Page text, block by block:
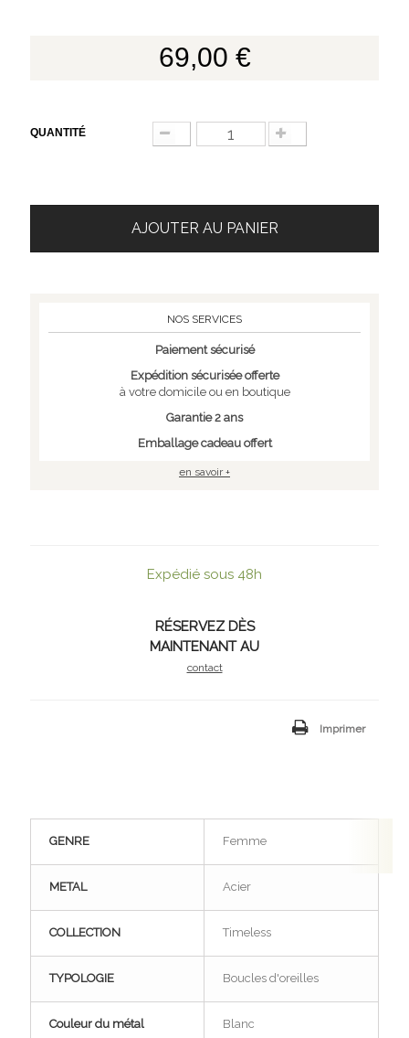
69,00 €
QUANTITÉ
AJOUTER AU PANIER
NOS SERVICES
Paiement sécurisé
Expédition sécurisée offerte
à votre domicile ou en boutique
Garantie 2 ans
Emballage cadeau offert
en savoir +
Expédié sous 48h
RÉSERVEZ DÈS
MAINTENANT AU
contact
Imprimer
GENRE Femme
METAL Acier
COLLECTION Timeless
TYPOLOGIE Boucles d'oreilles
Couleur du métal Blanc